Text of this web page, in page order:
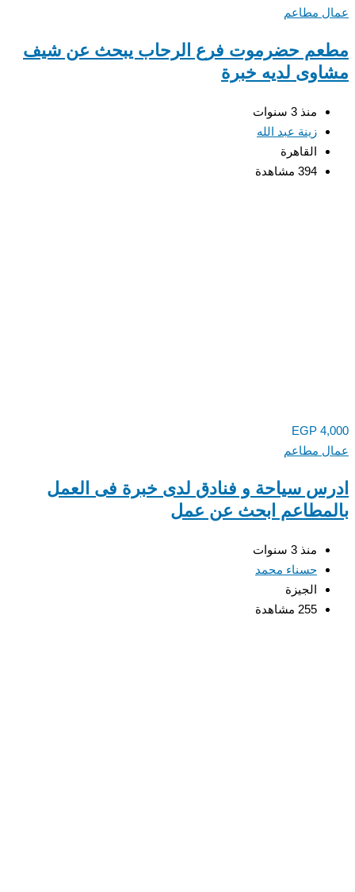
عمال مطاعم
مطعم حضرموت فرع الرحاب يبحث عن شيف
مشاوى لديه خبرة
منذ 3 سنوات
زينة عبد الله
القاهرة
394 مشاهدة
EGP 4,000
عمال مطاعم
ادرس سياحة و فنادق لدى خبرة فى العمل
بالمطاعم ابحث عن عمل
منذ 3 سنوات
حسناء محمد
الجيزة
255 مشاهدة